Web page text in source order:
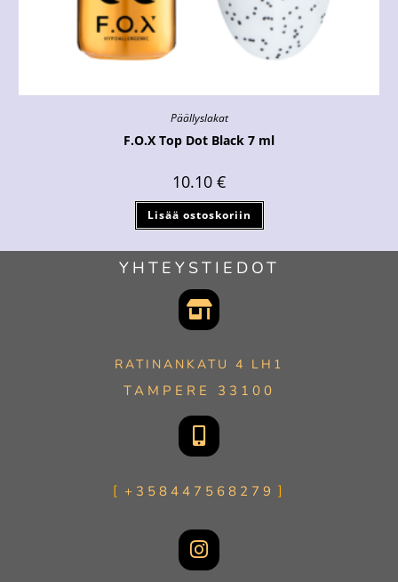
Päällyslakat
F.O.X Top Dot Black 7 ml
10.10 €
Lisää ostoskoriin
YHTEYSTIEDOT
RATINANKATU 4 LH1
TAMPERE 33100
+358447568279